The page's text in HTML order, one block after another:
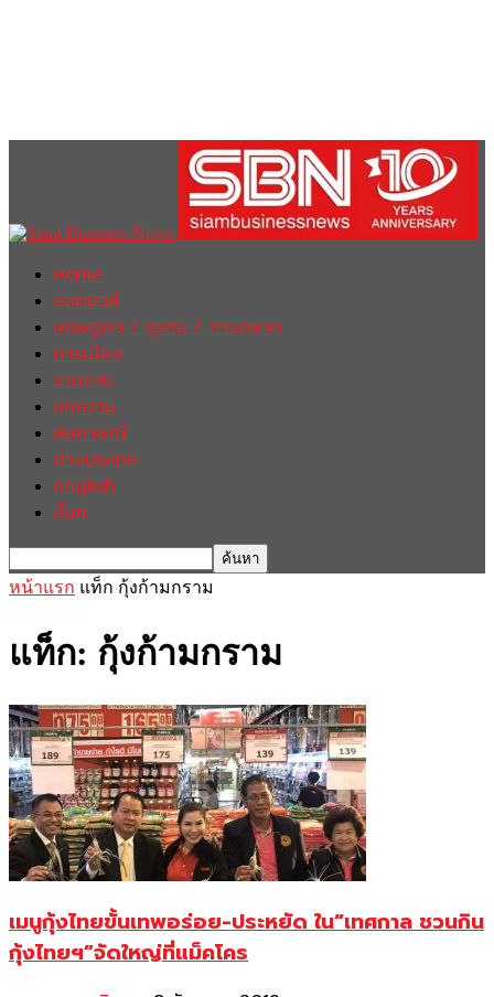
Home
ฮอตนิวส์
เศรษฐกิจ / ธุรกิจ / การตลาด
การเมือง
รายงาน
บทความ
สัมภาษณ์
ต่างประเทศ
english
อื่นๆ
หน้าแรก แท็ก กุ้งก้ามกราม
แท็ก: กุ้งก้ามกราม
เมนูกุ้งไทยขั้นเทพอร่อย-ประหยัด ใน“เทศกาล ชวนกิน
กุ้งไทยฯ”จัดใหญ่ที่แม็คโคร